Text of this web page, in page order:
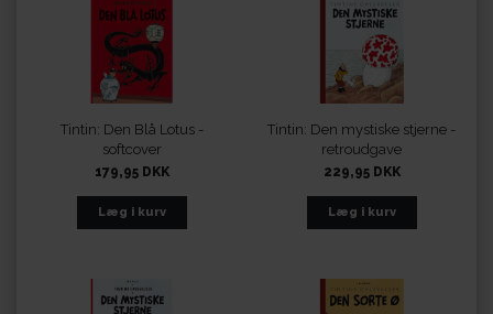
Tintin: Den Blå Lotus -
softcover
179,95 DKK
Tintin: Den mystiske stjerne -
retroudgave
229,95 DKK